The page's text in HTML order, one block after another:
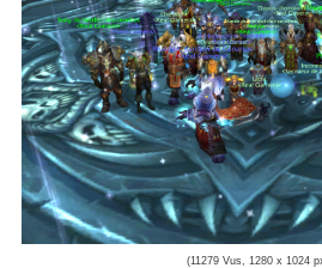
(11279 Vus, 1280 x 1024